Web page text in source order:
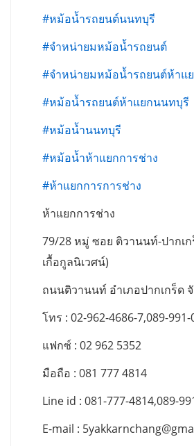
#หม้อน้ำรถยนต์นนทบุรี
#จำหน่ายมหม้อน้ำรถยนต์
#จำหน่ายมหม้อน้ำรถยนต์ห้าแ
#หม้อน้ำรถยนต์ห้าแยกนนทบุรี
#หม้อน้ำนนทบุรี
#หม้อน้ำห้าแยกการช่าง
#ห้าแยกการการช่าง
ห้าแยกการช่าง
79/28 หมู่ ซอย ติวานนท์-ปากเ
เกื้อกูลนิเวศน์)
ถนนติวานนท์ อำเภอปากเกร็ด
โทร : 02-962-4686-7,089-991-
แฟกซ์ : 02 962 5352
มือถือ : 081 777 4814
Line id : 081-777-4814,089-
E-mail :